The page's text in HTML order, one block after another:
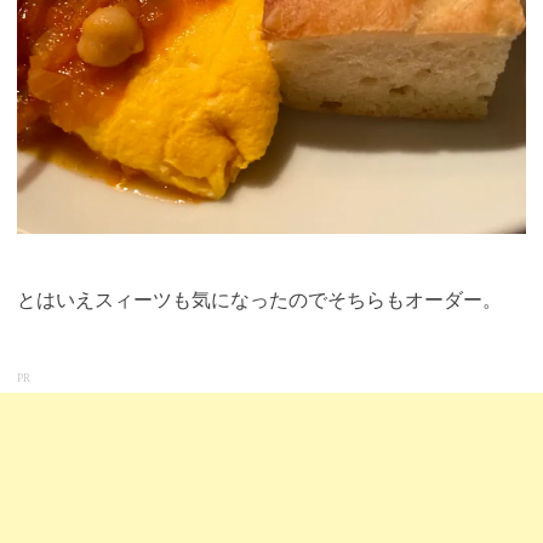
とはいえスィーツも気になったのでそちらもオーダー。
PR